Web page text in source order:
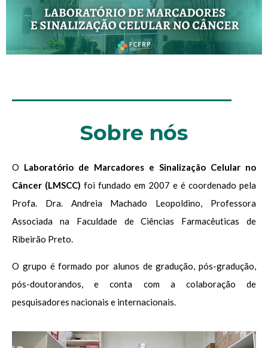
Sobre nós
O Laboratório de Marcadores e Sinalização Celular no
Câncer (LMSCC) foi fundado em 2007 e é coordenado pela
Profa. Dra. Andreia Machado Leopoldino, Professora
Associada na Faculdade de Ciências Farmacêuticas de
Ribeirão Preto.
O grupo é formado por alunos de gradução, pós-gradução,
pós-doutorandos, e conta com a colaboração de
pesquisadores nacionais e internacionais.